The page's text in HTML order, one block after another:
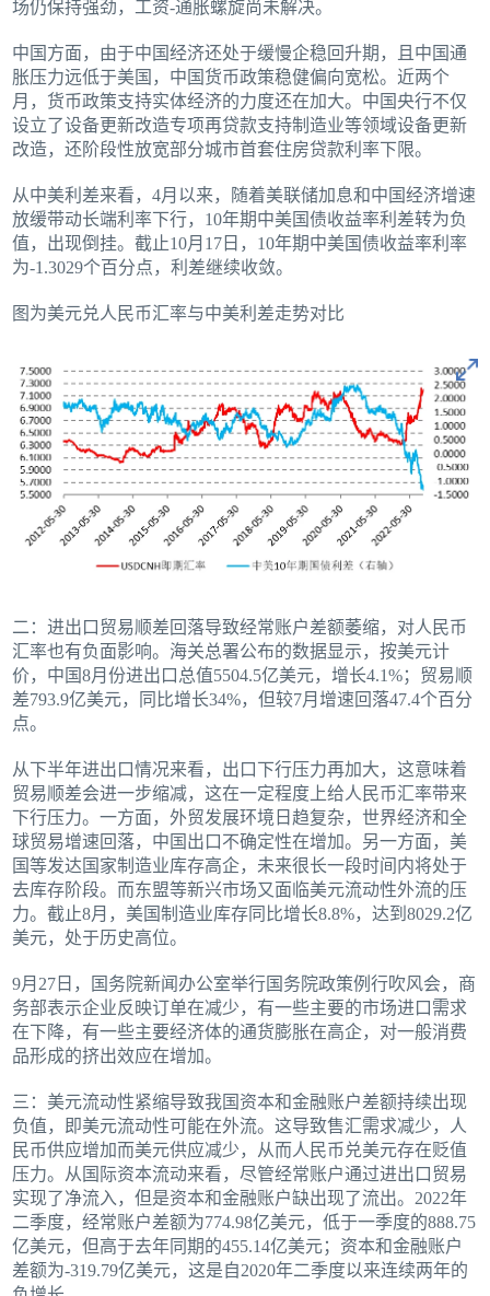
场仍保持强劲，工资-通胀螺旋尚未解决。
中国方面，由于中国经济还处于缓慢企稳回升期，且中国通
胀压力远低于美国，中国货币政策稳健偏向宽松。近两个
月，货币政策支持实体经济的力度还在加大。中国央行不仅
设立了设备更新改造专项再贷款支持制造业等领域设备更新
改造，还阶段性放宽部分城市首套住房贷款利率下限。
从中美利差来看，4月以来，随着美联储加息和中国经济增速
放缓带动长端利率下行，10年期中美国债收益率利差转为负
值，出现倒挂。截止10月17日，10年期中美国债收益率利率
为-1.3029个百分点，利差继续收敛。
图为美元兑人民币汇率与中美利差走势对比
二：进出口贸易顺差回落导致经常账户差额萎缩，对人民币
汇率也有负面影响。海关总署公布的数据显示，按美元计
价，中国8月份进出口总值5504.5亿美元，增长4.1%；贸易顺
差793.9亿美元，同比增长34%，但较7月增速回落47.4个百分
点。
从下半年进出口情况来看，出口下行压力再加大，这意味着
贸易顺差会进一步缩减，这在一定程度上给人民币汇率带来
下行压力。一方面，外贸发展环境日趋复杂，世界经济和全
球贸易增速回落，中国出口不确定性在增加。另一方面，美
国等发达国家制造业库存高企，未来很长一段时间内将处于
去库存阶段。而东盟等新兴市场又面临美元流动性外流的压
力。截止8月，美国制造业库存同比增长8.8%，达到8029.2亿
美元，处于历史高位。
9月27日，国务院新闻办公室举行国务院政策例行吹风会，商
务部表示企业反映订单在减少，有一些主要的市场进口需求
在下降，有一些主要经济体的通货膨胀在高企，对一般消费
品形成的挤出效应在增加。
三：美元流动性紧缩导致我国资本和金融账户差额持续出现
负值，即美元流动性可能在外流。这导致售汇需求减少，人
民币供应增加而美元供应减少，从而人民币兑美元存在贬值
压力。从国际资本流动来看，尽管经常账户通过进出口贸易
实现了净流入，但是资本和金融账户缺出现了流出。2022年
二季度，经常账户差额为774.98亿美元，低于一季度的888.75
亿美元，但高于去年同期的455.14亿美元；资本和金融账户
差额为-319.79亿美元，这是自2020年二季度以来连续两年的